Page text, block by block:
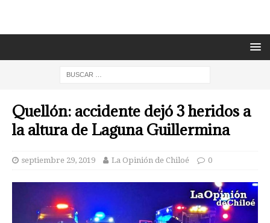
Quellón: accidente dejó 3 heridos a
la altura de Laguna Guillermina
septiembre 29, 2019 La Opinión de Chiloé 0